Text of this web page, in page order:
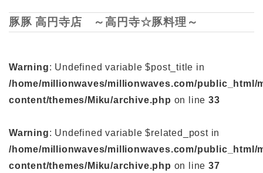
豚豚 高円寺店 ～高円寺☆豚料理～
Warning: Undefined variable $post_title in
/home/millionwaves/millionwaves.com/public_html/
content/themes/Miku/archive.php on line33
Warning: Undefined variable $related_post in
/home/millionwaves/millionwaves.com/public_html/
content/themes/Miku/archive.php on line37